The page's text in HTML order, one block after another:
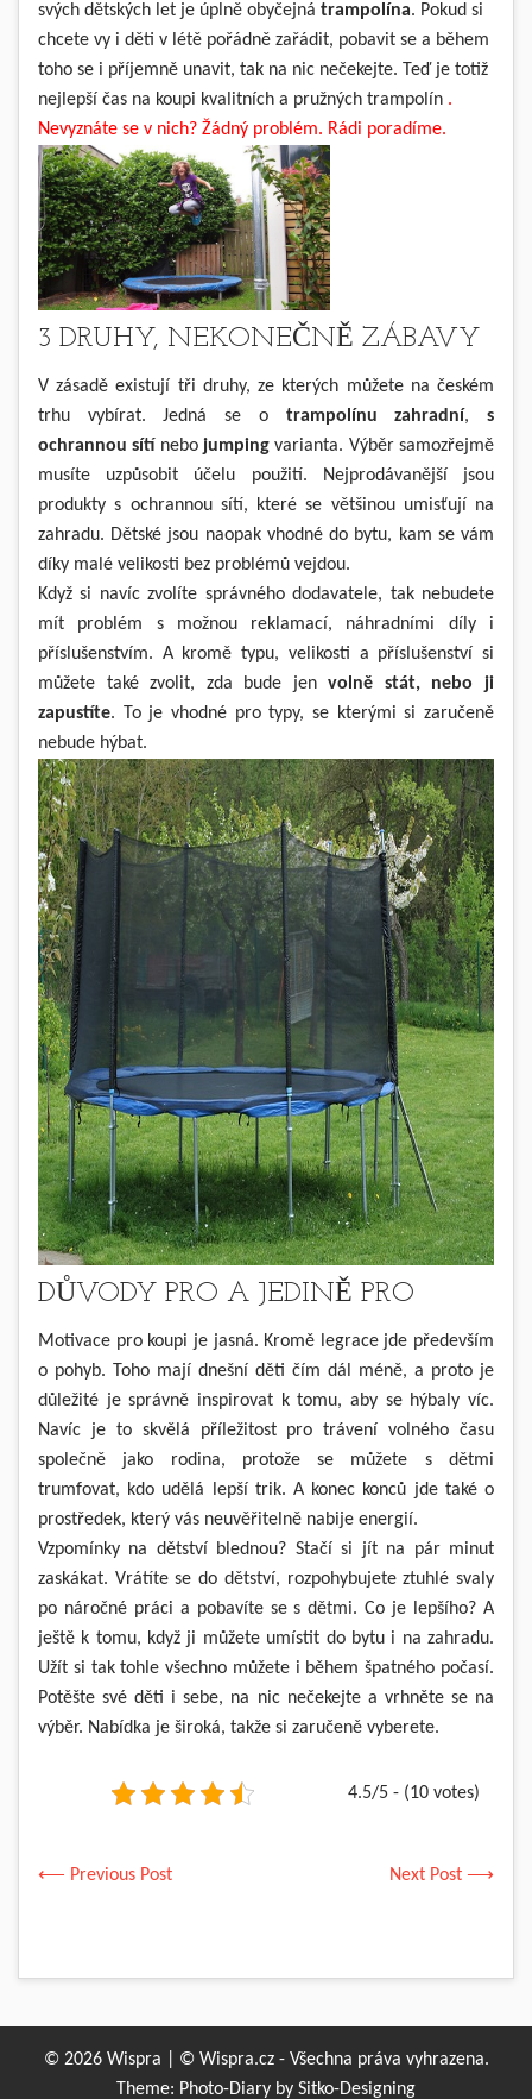
svých dětských let je úplně obyčejná trampolína. Pokud si
chcete vy i děti v létě pořádně zařádit, pobavit se a během
toho se i příjemně unavit, tak na nic nečekejte. Teď je totiž
nejlepší čas na koupi kvalitních a pružných trampolín .
Nevyznáte se v nich? Žádný problém. Rádi poradíme.
3 DRUHY, NEKONEČNĚ ZÁBAVY
V zásadě existují tři druhy, ze kterých můžete na českém
trhu vybírat. Jedná se o trampolínu zahradní,s
ochrannou sítínebojumping varianta. Výběr samozřejmě
musíte uzpůsobit účelu použití. Nejprodávanější jsou
produkty s ochrannou sítí, které se většinou umisťují na
zahradu. Dětské jsou naopak vhodné do bytu, kam se vám
díky malé velikosti bez problémů vejdou.
Když si navíc zvolíte správného dodavatele, tak nebudete
mít problém s možnou reklamací, náhradními díly i
příslušenstvím. A kromě typu, velikosti a příslušenství si
můžete také zvolit, zda bude jenvolně stát, nebo ji
zapustíte. To je vhodné pro typy, se kterými si zaručeně
nebude hýbat.
DŮVODY PRO A JEDINĚ PRO
Motivace pro koupi je jasná. Kromě legrace jde především
o pohyb. Toho mají dnešní děti čím dál méně, a proto je
důležité je správně inspirovat k tomu, aby se hýbaly víc.
Navíc je to skvělá příležitost pro trávení volného času
společně jako rodina, protože se můžete s dětmi
trumfovat, kdo udělá lepší trik. A konec konců jde také o
prostředek, který vás neuvěřitelně nabije energií.
Vzpomínky na dětství blednou? Stačí si jít na pár minut
zaskákat. Vrátíte se do dětství, rozpohybujete ztuhlé svaly
po náročné práci a pobavíte se s dětmi. Co je lepšího? A
ještě k tomu, když ji můžete umístit do bytu i na zahradu.
Užít si tak tohle všechno můžete i během špatného počasí.
Potěšte své děti i sebe, na nic nečekejte a vrhněte se na
výběr. Nabídka je široká, takže si zaručeně vyberete.
4.5/5 - (10 votes)
⟵ Previous Post Next Post ⟶
© 2026 Wispra | © Wispra.cz - Všechna práva vyhrazena.
Theme: Photo-Diary by Sitko-Designing